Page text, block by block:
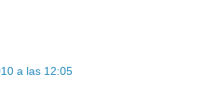
a las 12:05